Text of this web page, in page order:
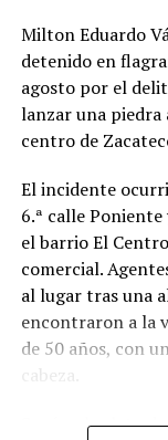
Milton Eduardo
detenido en
agosto por el
lanzar una piedra
centro de
El incidente
6.ª calle
el barrio El
comercial.
al lugar tras una
encontraron a la
de 50 años, con
cabeza.
Según el relato